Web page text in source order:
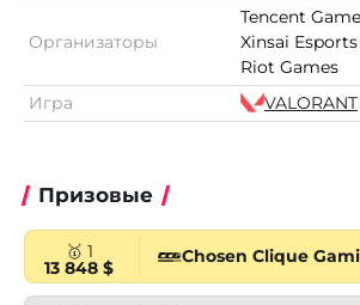
Организаторы
Tencent
Xinsai Esports
Riot Games
Игра
VALORANT
Призовые
🥇 1
13 848 $
Chosen Clique